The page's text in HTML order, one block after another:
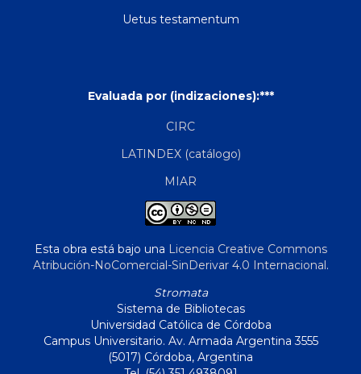
Uetus testamentum
Evaluada por (indizaciones):***
CIRC
LATINDEX (catálogo)
MIAR
Esta obra está bajo una Licencia Creative Commons
Atribución-NoComercial-SinDerivar 4.0 Internacional.
Stromata
Sistema de Bibliotecas
Universidad Católica de Córdoba
Campus Universitario. Av. Armada Argentina 3555
(5017) Córdoba, Argentina